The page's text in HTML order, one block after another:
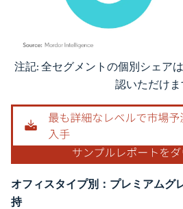
画像 © Mordor Intelligence。再利用にはCC
注記: 全セグメントの個別シェア
認いただけま
オフィスタイプ別：プレミアムグ
持